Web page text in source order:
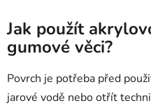
Jak použít
gumové věci?
Povrch je potřeba před
jarové vodě nebo otřít